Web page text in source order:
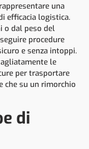
una
efficacia logistica.
o dal peso del
procedure
e senza intoppi.
le
per trasportare
che su un rimorchio
di